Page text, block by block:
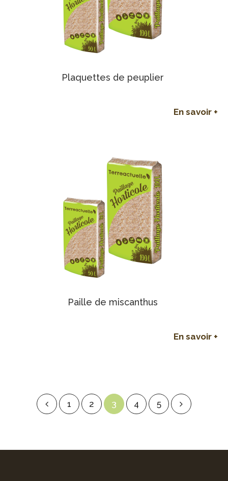
Plaquettes de peuplier
En savoir +
Paille de miscanthus
En savoir +
1 2 3 4 5